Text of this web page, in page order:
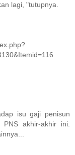
lagi, "tutupnya.
isu gaji penisun
akhir-akhir ini.